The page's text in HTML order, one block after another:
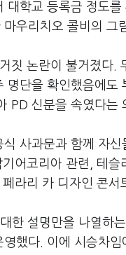
대학교 등록금 정도
우리치오 콜비의 그
짓 논란이 불거졌다
명단을 확인했음에
PD 신분을 속였다는
사과문과 함께 자
기어코리아 관련 테슬
페라리 카 디자인 콘서
한 설명만을 나열하
영했다
이에 시승차임